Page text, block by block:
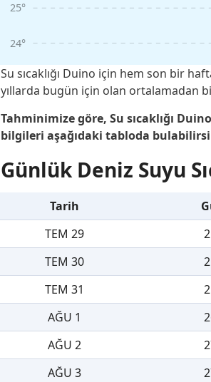
24°
25°
Su sıcaklığı Duino için hem son bir
yıllarda bugün için olan ortalamadan
Tahminimize göre, Su sıcaklığı
bilgileri aşağıdaki tabloda
Günlük Deniz Suyu
Tarih
TEM 29
TEM 30
TEM 31
AĞU 1
AĞU 2
AĞU 3